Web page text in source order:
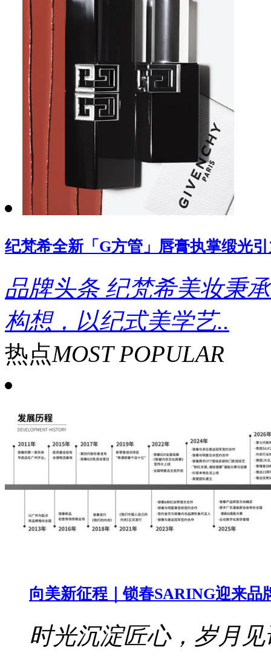
纪梵希全新「G方管」唇膏执掌缎光
品牌头条 纪梵希美妆秉
构想，以纪式美学艺..
热点MOST POPULAR
向美新征程｜锁春SARING迎来品
时光沉淀匠心，岁月